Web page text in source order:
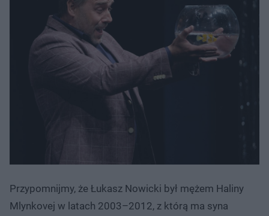
Przypomnijmy, że Łukasz Nowicki był mężem Haliny
Mlynkovej w latach 2003–2012, z którą ma syna